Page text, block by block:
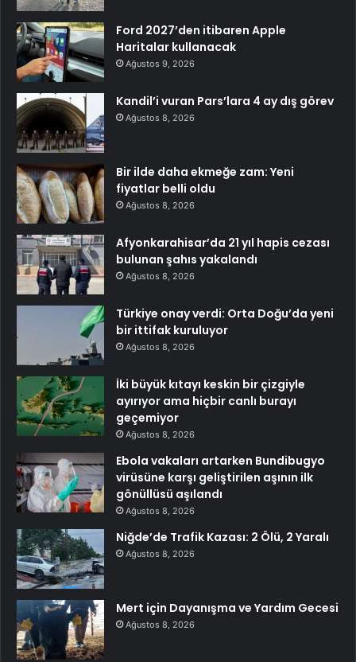
Ford 2027’den itibaren Apple
Haritalar kullanacak
Ağustos 9, 2026
Kandil’i vuran Pars’lara 4 ay dış görev
Ağustos 8, 2026
Bir ilde daha ekmeğe zam: Yeni
fiyatlar belli oldu
Ağustos 8, 2026
Afyonkarahisar’da 21 yıl hapis cezası
bulunan şahıs yakalandı
Ağustos 8, 2026
Türkiye onay verdi: Orta Doğu’da yeni
bir ittifak kuruluyor
Ağustos 8, 2026
İki büyük kıtayı keskin bir çizgiyle
ayırıyor ama hiçbir canlı burayı
geçemiyor
Ağustos 8, 2026
Ebola vakaları artarken Bundibugyo
virüsüne karşı geliştirilen aşının ilk
gönüllüsü aşılandı
Ağustos 8, 2026
Niğde’de Trafik Kazası: 2 Ölü, 2 Yaralı
Ağustos 8, 2026
Mert için Dayanışma ve Yardım Gecesi
Ağustos 8, 2026